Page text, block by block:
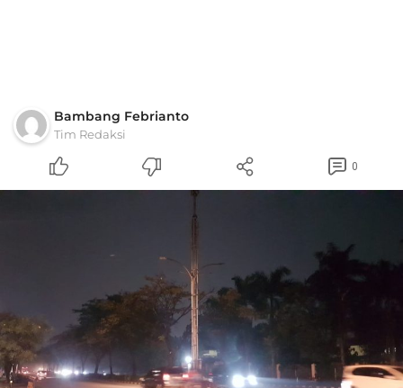
Bambang Febrianto
Tim Redaksi
0